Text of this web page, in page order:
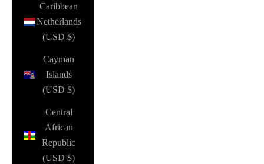
Caribbean
Netherlands
(USD $)
Cayman
Islands
(USD $)
Central
African
Republic
(USD $)